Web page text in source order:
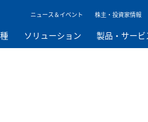
ニュース＆イベント 株主・投資家情報
ソリューション 製品・サービ